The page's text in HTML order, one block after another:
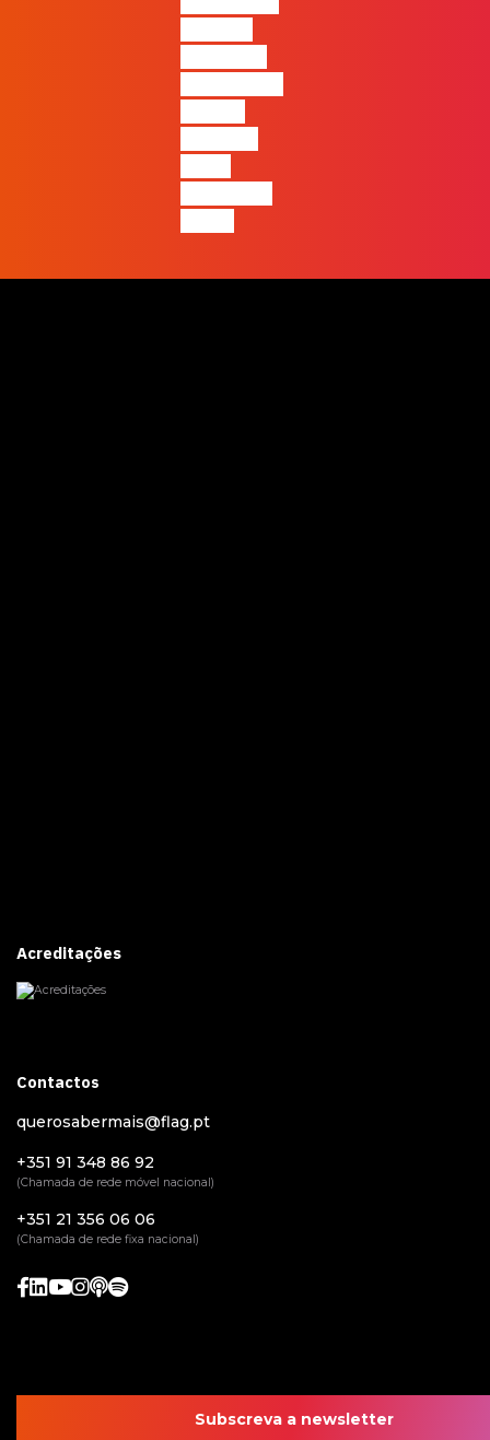
Acreditações
Contactos
querosabermais@flag.pt
+351 91 348 86 92
(Chamada de rede móvel nacional)
+351 21 356 06 06
(Chamada de rede fixa nacional)
Subscreva a newsletter